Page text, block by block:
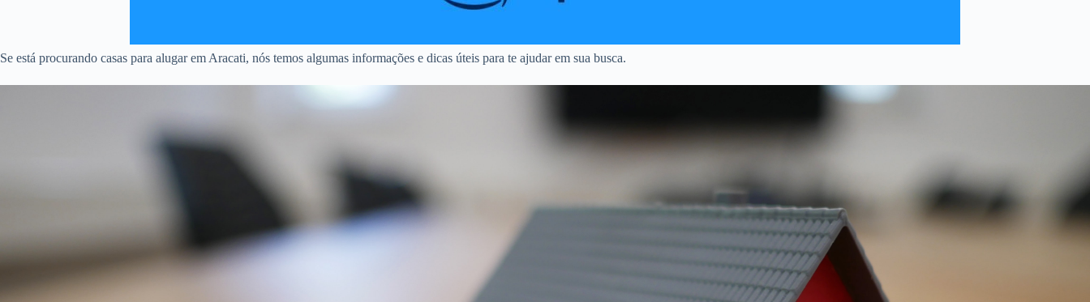
Se está procurando casas para alugar em Aracati, nós temos algumas informações e dicas úteis para te ajudar em sua busca.